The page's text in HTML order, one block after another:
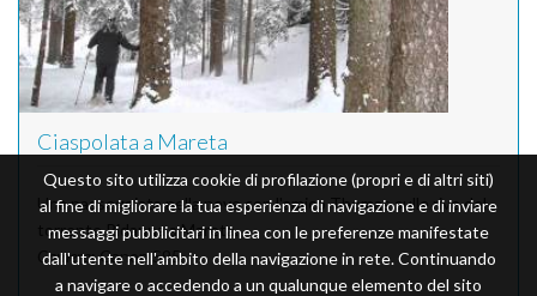
Ciaspolata a Mareta
Una passeggiata nella neve con l'amico Thomas sulle rive del
torrente Ridanna a Mareta.
Camera: Canon S95
Questo sito utilizza cookie di profilazione (propri e di altri siti)
al fine di migliorare la tua esperienza di navigazione e di inviare
messaggi pubblicitari in linea con le preferenze manifestate
dall'utente nell'ambito della navigazione in rete. Continuando
a navigare o accedendo a un qualunque elemento del sito